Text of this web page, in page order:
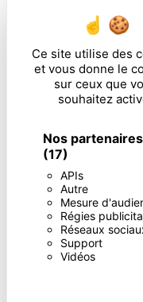
Ce site utilise des
et vous donne le
sur ceux que
souhaitez
Nos partenaires
(17)
APIs
Autre
Mesure
Régies
Réseaux
Support
Vidéos
En
** Les
répondre à
pouvez
prise de